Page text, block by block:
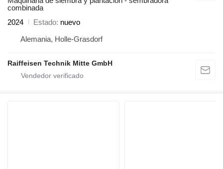
combinada
2024
Estado nuevo
Alemania, Holle-Grasdorf
Raiffeisen Technik Mitte GmbH